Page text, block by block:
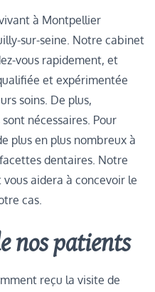
à Montpellier
sur-seine. Notre cabinet
vous rapidement, et
et expérimentée
soins. De plus,
nécessaires. Pour
plus en plus nombreux à
dentaires. Notre
aidera à concevoir le
cas.
nos patients
reçu la visite de